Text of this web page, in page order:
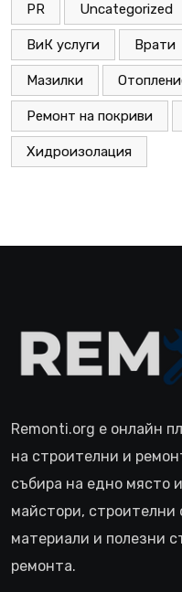
PR Uncategorized
ВиК услуги Врати
Мазилки
Ремонт на покриви
Хидроизолация
Remonti.org е онлайн
на строителни и
събира на едно място
майстори, строителни
материали и полезни
ремонта.